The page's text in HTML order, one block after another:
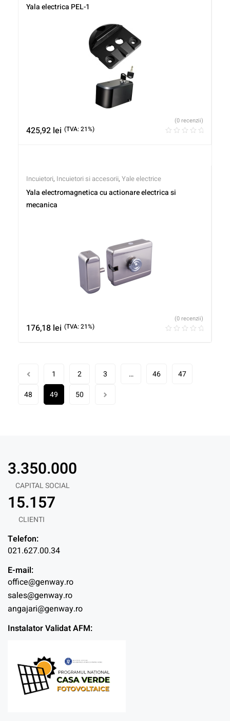
Yala electrica PEL-1
425,92 lei (TVA: 21%)
(0 recenzii)
Incuietori, Incuietori si accesorii, Yale electrice
Yala electromagnetica cu actionare electrica si
mecanica
176,18 lei (TVA: 21%)
(0 recenzii)
1 2 3 … 46
47
48
49 50
CAPITAL SOCIAL
3.350.000
CLIENTI
15.157
Telefon:
021.627.00.34
E-mail:
office@genway.ro
sales@genway.ro
angajari@genway.ro
Instalator Validat AFM: